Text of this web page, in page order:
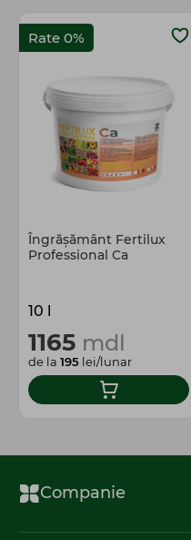
Rate 0%
Îngrășământ Fertilux
Professional Ca
10 l
1165 mdl
de la 195 lei/lunar
Companie